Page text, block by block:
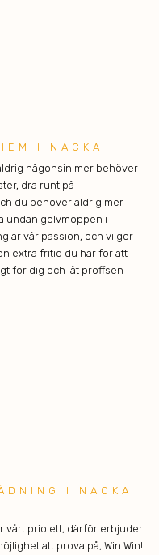
I NACKA
någonsin mer behöver
dra runt på
du behöver aldrig mer
undan golvmoppen i
är vår passion, och vi gör
extra fritid du har för att
för dig och låt proffsen
I NACKA
vårt prio ett, därför erbjuder
att prova på, Win Win!